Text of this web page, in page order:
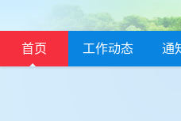
首页 工作动态 通